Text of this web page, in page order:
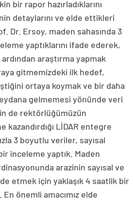
bir rapor hazırladıklarını
detaylarını ve elde ettikleri
Dr. Ersoy, maden sahasında 3
yaptıklarını ifade ederek,
araştırma yapmak
gitmemizdeki ilk hedef,
ortaya koymak ve bir daha
gelmemesi yönünde veri
de rektörlüğümüzün
kazandırdığı LİDAR entegre
3 boyutlu veriler, sayısal
inceleme yaptık. Maden
arazinin sayısal ve
etmek için yaklaşık 4 saatlik bir
önemli amacımız elde